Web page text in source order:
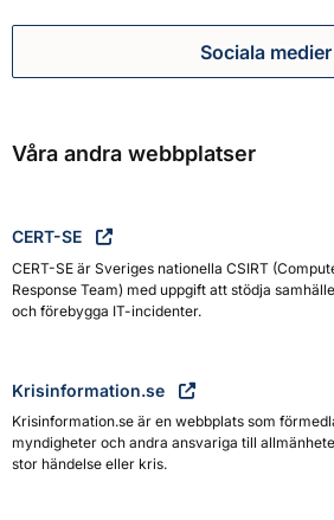
Sociala medier
Våra andra webbplatser
CERT-SE
CERT-SE är Sveriges nationella CSIRT
Response Team) med uppgift att stödja
och förebygga IT-incidenter.
Krisinformation.se
Krisinformation.se är en webbplats som
myndigheter och andra ansvariga till
stor händelse eller kris.